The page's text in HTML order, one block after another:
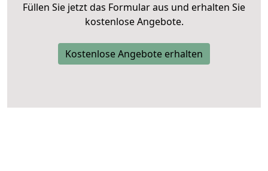
Füllen Sie jetzt das Formular aus und erhalten Sie
kostenlose Angebote.
Kostenlose Angebote erhalten